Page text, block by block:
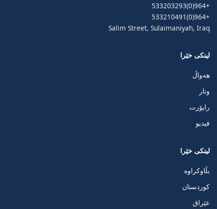
+964(0)533203293
+964(0)533210491
Salim Street, Sulaimaniyah, Iraq
لینکی خێرا
هەواڵ
وتار
راپۆرت
فيديو
لینکی خێرا
بڵاوکراوە
کوردستان
عێراق